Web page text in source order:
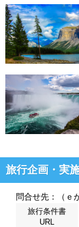
旅行企画・実
問合せ先：（ｅ
旅行条件書
URL